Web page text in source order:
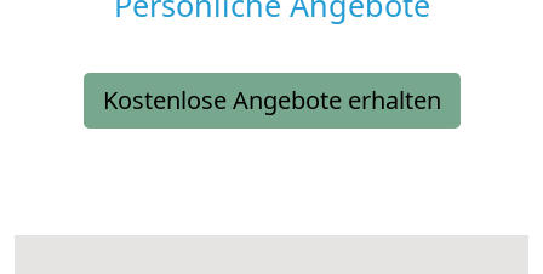
Kostenlose Angebote erhalten